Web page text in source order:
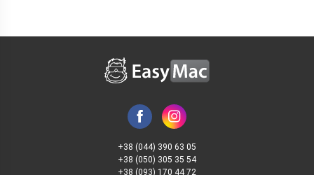
+38 (044) 390 63 05
+38 (050) 305 35 54
+38 (093) 170 44 72